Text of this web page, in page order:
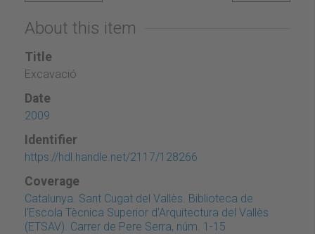
About this item
Title
Excavació
Date
2009
Identifier
https://hdl.handle.net/2117/128266
Coverage
Catalunya. Sant Cugat del Vallès. Biblioteca de
l'Escola Tècnica Superior d'Arquitectura del Vallès
(ETSAV). Carrer de Pere Serra, núm. 1-15